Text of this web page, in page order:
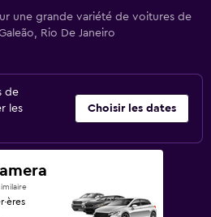
une grande variété de voitures de
Rio De Janeiro
de
les
Choisir les dates